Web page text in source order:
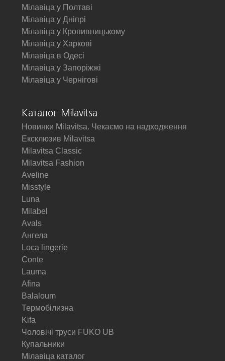
Мілавіца у Полтаві
Мілавіца у Дніпрі
Мілавіца у Кропивницькому
Мілавіца у Харкові
Мілавіца в Одесі
Мілавіца у Запоріжжі
Мілавіца у Чернігові
Каталог Milavitsa
Новинки Milavitsa. Чекаємо на надходження
Ексклюзив Milavitsa
Milavitsa Classic
Milavitsa Fashion
Aveline
Misstyle
Luna
Milabel
Avals
Ангела
Loca lingerie
Conte
Lauma
Afina
Balaloum
Термобілизна
Kifa
Чоловічі труси FUKO UB
Купальники
Мілавіца каталог